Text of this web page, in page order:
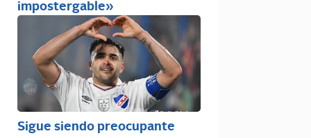
impostergable»
Sigue siendo preocupante